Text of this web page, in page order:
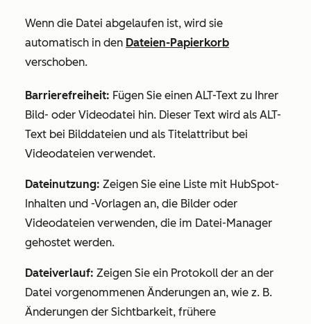
Wenn die Datei abgelaufen ist, wird sie
automatisch in den Dateien-Papierkorb
verschoben.
Barrierefreiheit: Fügen Sie einen ALT-Text zu Ihrer
Bild- oder Videodatei hin. Dieser Text wird als ALT-
Text bei Bilddateien und als Titelattribut bei
Videodateien verwendet.
Dateinutzung: Zeigen Sie eine Liste mit HubSpot-
Inhalten und -Vorlagen an, die Bilder oder
Videodateien verwenden, die im Datei-Manager
gehostet werden.
Dateiverlauf: Zeigen Sie ein Protokoll der an der
Datei vorgenommenen Änderungen an, wie z. B.
Änderungen der Sichtbarkeit, frühere